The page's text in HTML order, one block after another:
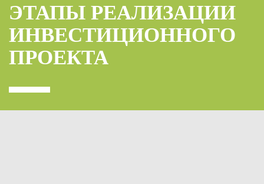
ЭТАПЫ РЕАЛИЗАЦИИ
ИНВЕСТИЦИОННОГО
ПРОЕКТА